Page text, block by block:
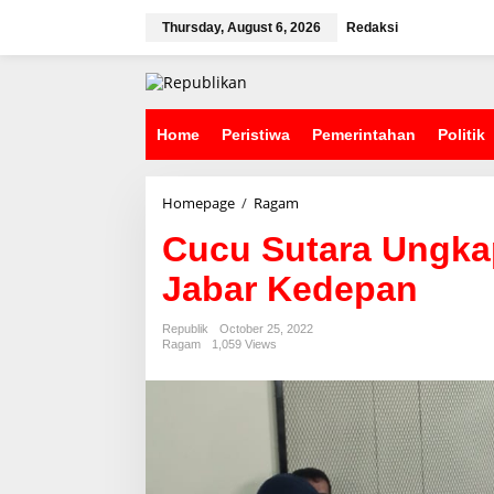
Thursday, August 6, 2026 Redaksi
Home Peristiwa Pemerintahan Politik
Homepage / Ragam
c
u
S
u
t
a
U
n
g
k
a
Cucu Sutara
Jabar Kedepan
Republik
October 25, 2022
Ragam
1,059 Views